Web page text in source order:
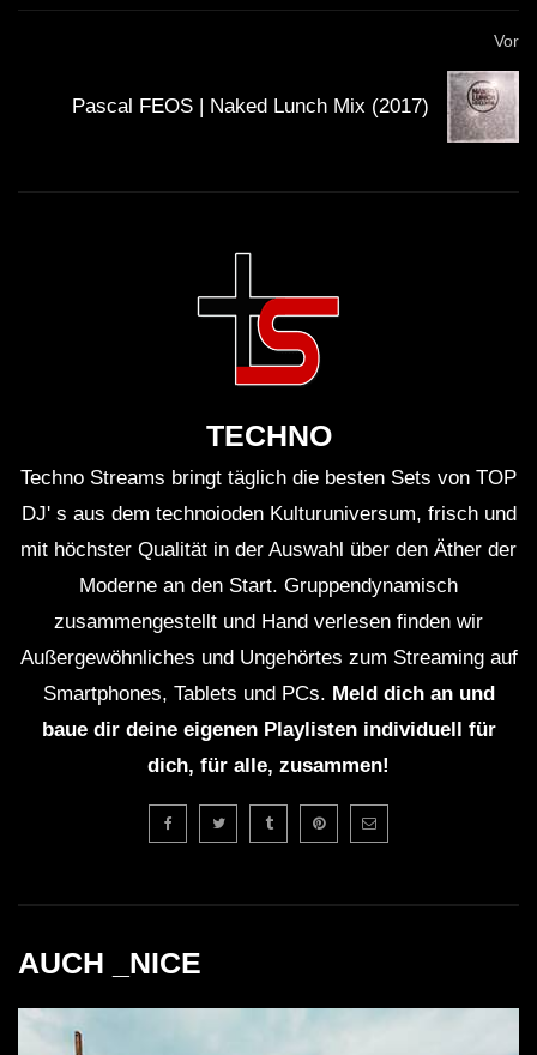
Vor
Pascal FEOS | Naked Lunch Mix (2017)
TECHNO
Techno Streams bringt täglich die besten Sets von TOP
DJ' s aus dem technoioden Kulturuniversum, frisch und
mit höchster Qualität in der Auswahl über den Äther der
Moderne an den Start. Gruppendynamisch
zusammengestellt und Hand verlesen finden wir
Außergewöhnliches und Ungehörtes zum Streaming auf
Smartphones, Tablets und PCs. Meld dich an und
baue dir deine eigenen Playlisten individuell für
dich, für alle, zusammen!
AUCH _NICE